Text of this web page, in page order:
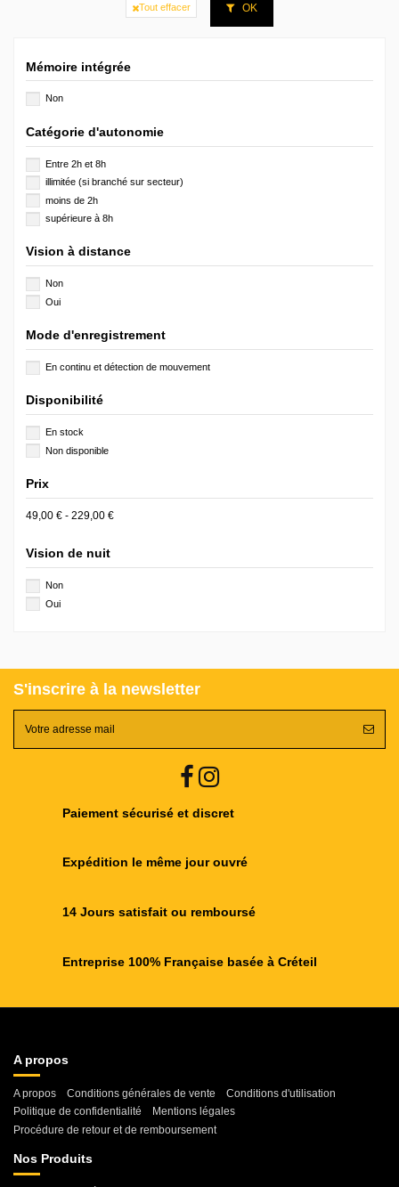
Tout effacer OK
Mémoire intégrée
Non
Catégorie d'autonomie
Entre 2h et 8h
illimitée (si branché sur secteur)
moins de 2h
supérieure à 8h
Vision à distance
Non
Oui
Mode d'enregistrement
En continu et détection de mouvement
Disponibilité
En stock
Non disponible
Prix
49,00 € - 229,00 €
Vision de nuit
Non
Oui
S'inscrire à la newsletter
Paiement sécurisé et discret
Expédition le même jour ouvré
14 Jours satisfait ou remboursé
Entreprise 100% Française basée à Créteil
A propos
A propos Conditions générales de vente
Conditions d'utilisation
Politique de confidentialité
Mentions légales
Procédure de retour et de remboursement
Nos Produits